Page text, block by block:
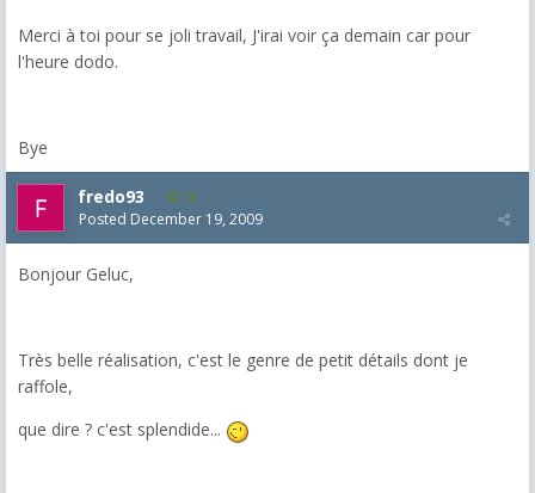
Merci à toi pour se joli travail, J'irai voir ça demain car pour
l'heure dodo.
Bye
fredo93 18
Posted December 19, 2009
Bonjour Geluc,
Très belle réalisation, c'est le genre de petit détails dont je
raffole,
que dire ? c'est splendide...